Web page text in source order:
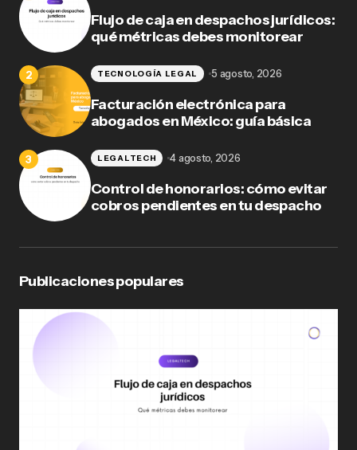
Flujo de caja en despachos jurídicos:
qué métricas debes monitorear
Facturación electrónica para
abogados en México: guía básica
TECNOLOGÍA LEGAL 5 agosto, 2026
Control de honorarios: cómo evitar
cobros pendientes en tu despacho
LEGALTECH 4 agosto, 2026
Publicaciones populares